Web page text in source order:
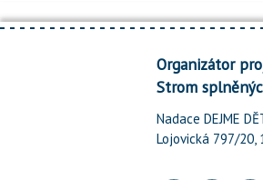
Organizátor
Strom
Nadace DEJME
Lojovická 797/20,